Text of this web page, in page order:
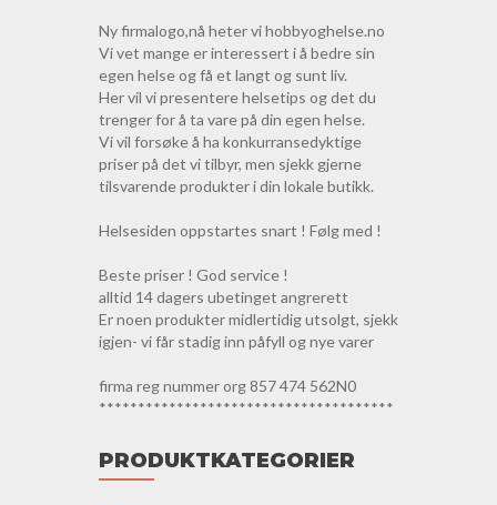
Ny firmalogo,nå heter vi hobbyoghelse.no
Vi vet mange er interessert i å bedre sin
egen helse og få et langt og sunt liv.
Her vil vi presentere helsetips og det du
trenger for å ta vare på din egen helse.
Vi vil forsøke å ha konkurransedyktige
priser på det vi tilbyr, men sjekk gjerne
tilsvarende produkter i din lokale butikk.
Helsesiden oppstartes snart ! Følg med !
Beste priser ! God service !
alltid 14 dagers ubetinget angrerett
Er noen produkter midlertidig utsolgt, sjekk
igjen- vi får stadig inn påfyll og nye varer
firma reg nummer org 857 474 562N0
**************************************
PRODUKTKATEGORIER